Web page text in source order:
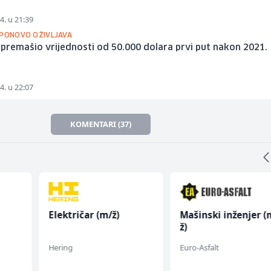
u 21:39
OŽIVLJAVA
vrijednosti od 50.000 dolara prvi put nakon 2021.
u 22:07
KOMENTARI (37)
Električar (m/ž)
Hering
Mašinski inženjer
ž)
Euro-Asfalt